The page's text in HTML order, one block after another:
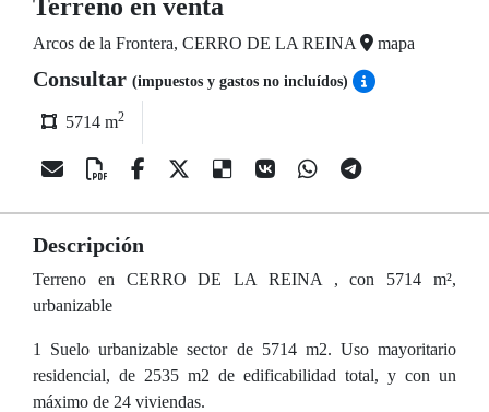
Terreno en venta
Arcos de la Frontera, CERRO DE LA REINA mapa
Consultar (impuestos y gastos no incluídos)
5714 m2
Descripción
Terreno en CERRO DE LA REINA , con 5714 m²,
urbanizable
1 Suelo urbanizable sector de 5714 m2. Uso mayoritario
residencial, de 2535 m2 de edificabilidad total, y con un
máximo de 24 viviendas.